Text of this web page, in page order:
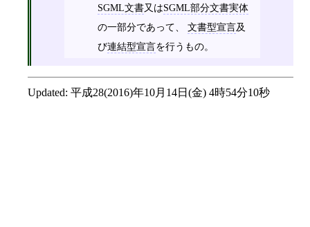
SGML文書又はSGML部分文書実体
の一部分であって、 文書型宣言及
び連結型宣言を行うもの。
Updated: 平成28(2016)年10月14日(金) 4時54分10秒